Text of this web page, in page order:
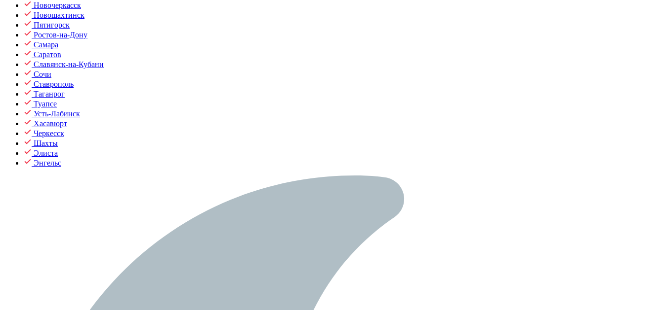
Новочеркасск
Новошахтинск
Пятигорск
Ростов-на-Дону
Самара
Саратов
Славянск-на-Кубани
Сочи
Ставрополь
Таганрог
Туапсе
Усть-Лабинск
Хасавюрт
Черкесск
Шахты
Элиста
Энгельс